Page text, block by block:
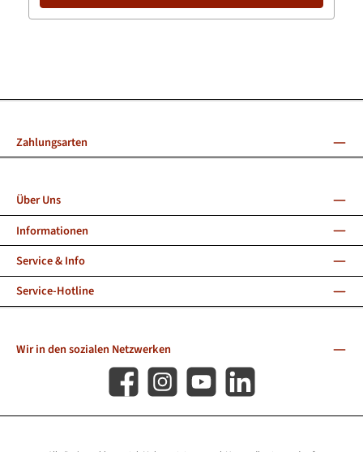
Zahlungsarten
Service-Hotline
Über Uns
Informationen
Service & Info
Wir in den sozialen Netzwerken
Facebook Instagram YouTube LinkedIn